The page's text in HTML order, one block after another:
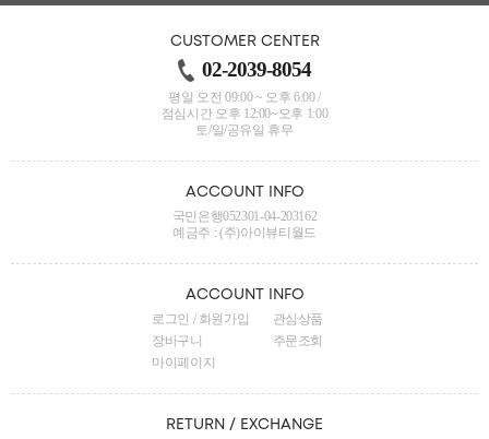
CUSTOMER CENTER
02-2039-8054
평일 오전 09:00 ~ 오후 6:00 /
점심시간 오후 12:00~오후 1:00
토/일/공유일 휴무
ACCOUNT INFO
국민은행052301-04-203162
예금주 : (주)아이뷰티월드
ACCOUNT INFO
로그인 / 회원가입
관심상품
장바구니
주문조회
마이페이지
RETURN / EXCHANGE